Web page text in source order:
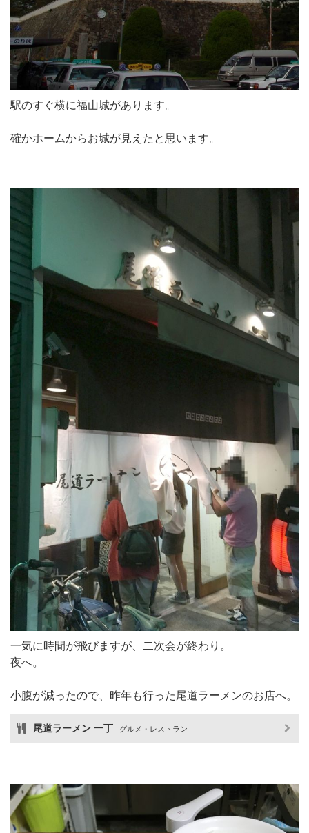
駅のすぐ横に福山城があります。
確かホームからお城が見えたと思います。
一気に時間が飛びますが、二次会が終わり。
夜へ。
小腹が減ったので、昨年も行った尾道ラーメンのお店へ。
尾道ラーメン 一丁 グルメ・レストラン